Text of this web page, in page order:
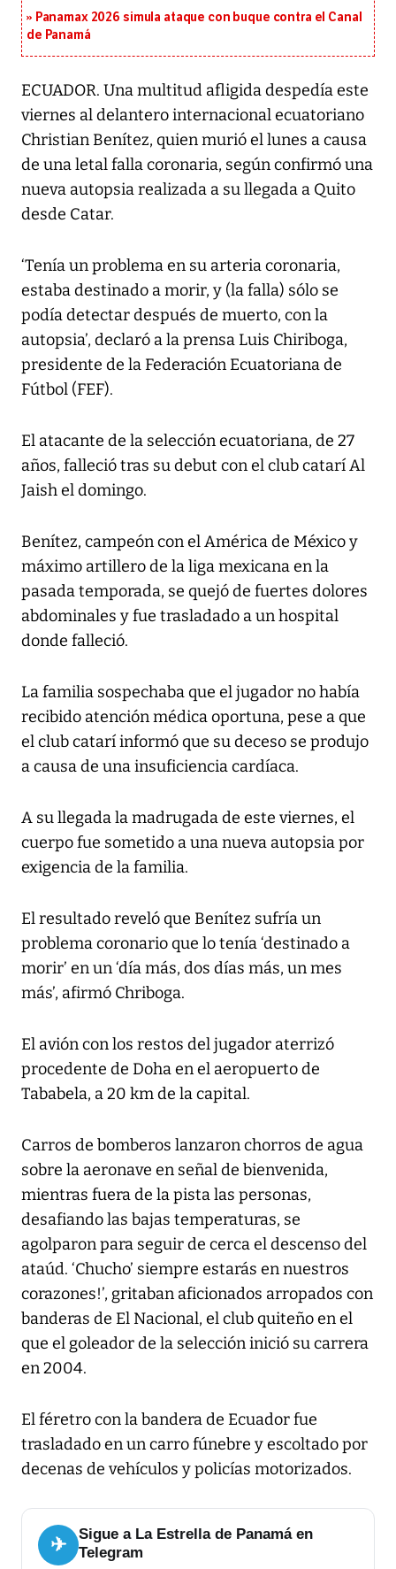
Panamax 2026 simula ataque con buque contra el Canal
de Panamá
ECUADOR. Una multitud afligida despedía este
viernes al delantero internacional ecuatoriano
Christian Benítez, quien murió el lunes a causa
de una letal falla coronaria, según confirmó una
nueva autopsia realizada a su llegada a Quito
desde Catar.
‘Tenía un problema en su arteria coronaria,
estaba destinado a morir, y (la falla) sólo se
podía detectar después de muerto, con la
autopsia’, declaró a la prensa Luis Chiriboga,
presidente de la Federación Ecuatoriana de
Fútbol (FEF).
El atacante de la selección ecuatoriana, de 27
años, falleció tras su debut con el club catarí Al
Jaish el domingo.
Benítez, campeón con el América de México y
máximo artillero de la liga mexicana en la
pasada temporada, se quejó de fuertes dolores
abdominales y fue trasladado a un hospital
donde falleció.
La familia sospechaba que el jugador no había
recibido atención médica oportuna, pese a que
el club catarí informó que su deceso se produjo
a causa de una insuficiencia cardíaca.
A su llegada la madrugada de este viernes, el
cuerpo fue sometido a una nueva autopsia por
exigencia de la familia.
El resultado reveló que Benítez sufría un
problema coronario que lo tenía ‘destinado a
morir’ en un ‘día más, dos días más, un mes
más’, afirmó Chriboga.
El avión con los restos del jugador aterrizó
procedente de Doha en el aeropuerto de
Tababela, a 20 km de la capital.
Carros de bomberos lanzaron chorros de agua
sobre la aeronave en señal de bienvenida,
mientras fuera de la pista las personas,
desafiando las bajas temperaturas, se
agolparon para seguir de cerca el descenso del
ataúd. ‘Chucho’ siempre estarás en nuestros
corazones!’, gritaban aficionados arropados con
banderas de El Nacional, el club quiteño en el
que el goleador de la selección inició su carrera
en 2004.
El féretro con la bandera de Ecuador fue
trasladado en un carro fúnebre y escoltado por
decenas de vehículos y policías motorizados.
✈
Sigue a La Estrella de Panamá en
Telegram